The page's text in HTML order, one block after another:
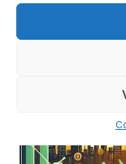
Migliori azioni